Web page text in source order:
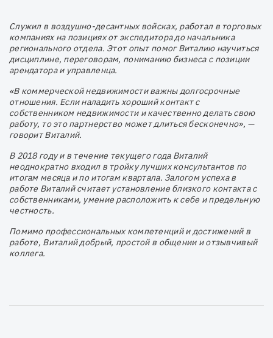
Служил в воздушно-десантных войсках, работал в торговых
компаниях на позициях от экспедитора до начальника
регионального отдела. Этот опыт помог Виталию научиться
дисциплине, переговорам, пониманию бизнеса с позиции
арендатора и управленца.
«В коммерческой недвижимости важны долгосрочные
отношения. Если наладить хороший контакт с
собственником недвижимости и качественно делать свою
работу, то это партнерство может длиться бесконечно», —
говорит Виталий.
В 2018 году и в течение текущего года Виталий
неоднократно входил в тройку лучших консультантов по
итогам месяца и по итогам квартала. Залогом успеха в
работе Виталий считает установление близкого контакта с
собственниками, умение расположить к себе и предельную
честность.
Помимо профессиональных компетенций и достижений в
работе, Виталий добрый, простой в общении и отзывчивый
коллега.